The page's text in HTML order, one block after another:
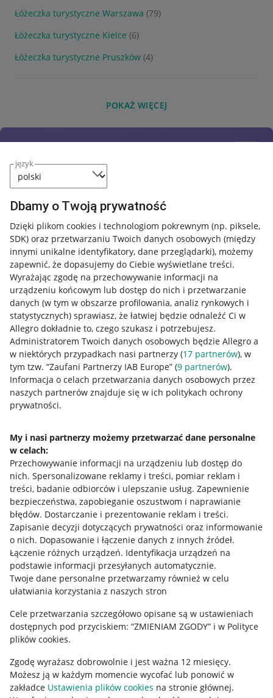
język
Dbamy o Twoją prywatność
Dzięki plikom cookies i technologiom pokrewnym (np. piksele,
SDK) oraz przetwarzaniu Twoich danych osobowych (między
innymi unikalne identyfikatory, dane przeglądarki), możemy
zapewnić, że dopasujemy do Ciebie wyświetlane treści.
Wyrażając zgodę na przechowywanie informacji na
urządzeniu końcowym lub dostęp do nich i przetwarzanie
danych (w tym w obszarze profilowania, analiz rynkowych i
statystycznych) sprawiasz, że łatwiej będzie odnaleźć Ci w
Allegro dokładnie to, czego szukasz i potrzebujesz.
Administratorem Twoich danych osobowych będzie Allegro a
w niektórych przypadkach nasi partnerzy (17 partnerów), w
tym tzw. “Zaufani Partnerzy IAB Europe” (9 partnerów).
Informacja o celach przetwarzania danych osobowych przez
naszych partnerów znajduje się w ich politykach ochrony
prywatności.
My i nasi partnerzy możemy przetwarzać dane personalne
w celach:
Przechowywanie informacji na urządzeniu lub dostęp do
nich. Spersonalizowane reklamy i treści, pomiar reklam i
treści, badanie odbiorców i ulepszanie usług. Zapewnienie
bezpieczeństwa, zapobieganie oszustwom i naprawianie
błędów. Dostarczanie i prezentowanie reklam i treści.
Zapisanie decyzji dotyczących prywatności oraz informowanie
o nich. Dopasowanie i łączenie danych z innych źródeł.
Łączenie różnych urządzeń. Identyfikacja urządzeń na
podstawie informacji przesyłanych automatycznie.
Twoje dane personalne przetwarzamy również w celu
ułatwiania korzystania z naszych stron
Cele przetwarzania szczegółowo opisane są w ustawieniach
dostępnych pod przyciskiem: “ZMIENIAM ZGODY” i w Polityce
plików cookies.
Zgodę wyrażasz dobrowolnie i jest ważna 12 miesięcy.
Możesz ją w każdym momencie wycofać lub ponowić w
zakładce Ustawienia plików cookies na stronie głównej.
Łóżeczka turystyczne Warszawa (79)
Łóżeczka turystyczne Kielce (6)
Łóżeczka turystyczne Pruszków (4)
POKAŻ WIĘCEJ
Przydatne informacje
Jak to działa
Allegro Gadane dla sprzedających
Allegro Gadane dla kupujących
Mapa miejscowości
Informacje prawne
Regulamin
Polityka plików "cookies"
Ustawienia plików "cookies"
Udostępnianie lokalizacji
Informacje dla Aktu o Usługach Cyfrowych
Pobierz aplikację